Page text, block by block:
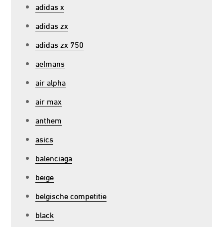
adidas x
adidas zx
adidas zx 750
aelmans
air alpha
air max
anthem
asics
balenciaga
beige
belgische competitie
black